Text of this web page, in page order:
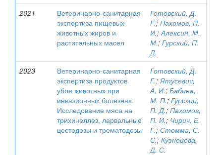
2021
Ветеринарно-санитарная
экспертиза пищевых
животных жиров и
растительных масел
Готовский, Д.
Г.; Пахомов, П.
И.;Алексин, М.
М.; Гурский, П.
Д.
2023
Ветеринарно-санитарная
экспертиза продуктов
убоя животных при
инвазионных болезнях.
Исследование мяса на
трихинеллез, ларвальные
цестодозы и трематодозы
Готовский, Д.
Г.;Ятусевич,
А. И.; Бабина,
М. П.; Гурский,
П. Д.; Пахомов,
П. И.; Чирич, Е.
Г.; Стомма, С.
С.; Кузнецова,
Д. С.